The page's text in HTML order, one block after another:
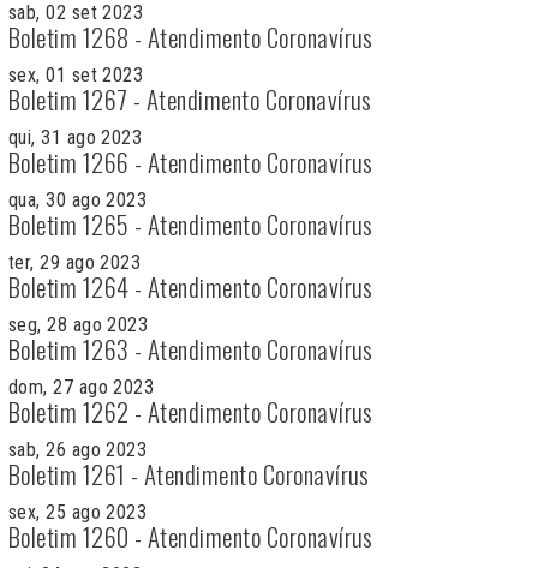
sab, 02 set 2023
Boletim 1268 - Atendimento Coronavírus
sex, 01 set 2023
Boletim 1267 - Atendimento Coronavírus
qui, 31 ago 2023
Boletim 1266 - Atendimento Coronavírus
qua, 30 ago 2023
Boletim 1265 - Atendimento Coronavírus
ter, 29 ago 2023
Boletim 1264 - Atendimento Coronavírus
seg, 28 ago 2023
Boletim 1263 - Atendimento Coronavírus
dom, 27 ago 2023
Boletim 1262 - Atendimento Coronavírus
sab, 26 ago 2023
Boletim 1261 - Atendimento Coronavírus
sex, 25 ago 2023
Boletim 1260 - Atendimento Coronavírus